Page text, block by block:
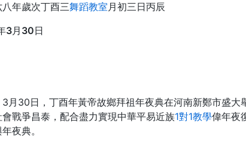
年歲次丁酉三舞蹈教室月初三日丙辰
月30日
月30日，丁酉年黃帝故鄉拜祖年夜典在河南新鄭市盛
戰爭昌泰，配合盡力實現中華平易近族1對1教學偉年夜
夜典。